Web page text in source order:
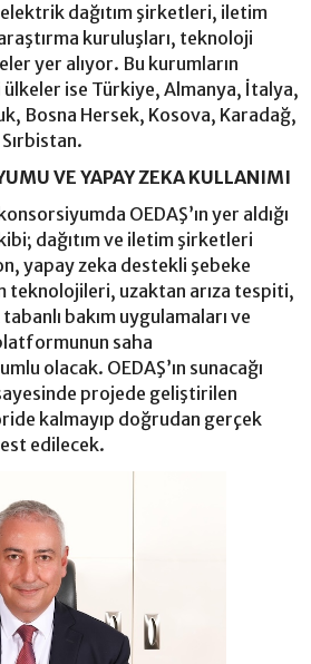
dağıtım şirketleri, iletim
kuruluşları, teknoloji
yer alıyor. Bu kurumların
ise Türkiye, Almanya, İtalya,
Bosna Hersek, Kosova, Karadağ,
VE YAPAY ZEKA KULLANIMI
OEDAŞ’ın yer aldığı
dağıtım ve iletim şirketleri
yapay zeka destekli şebeke
teknolojileri, uzaktan arıza tespiti,
tabanlı bakım uygulamaları ve
saha
olacak. OEDAŞ’ın sunacağı
projede geliştirilen
kalmayıp doğrudan gerçek
edilecek.